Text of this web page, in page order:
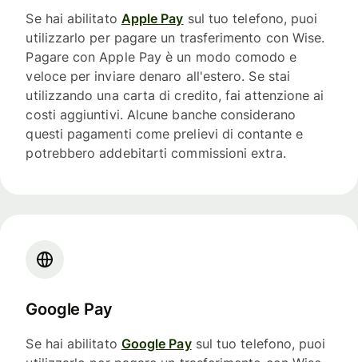
Se hai abilitato Apple Pay sul tuo telefono, puoi
utilizzarlo per pagare un trasferimento con Wise.
Pagare con Apple Pay è un modo comodo e
veloce per inviare denaro all'estero. Se stai
utilizzando una carta di credito, fai attenzione ai
costi aggiuntivi. Alcune banche considerano
questi pagamenti come prelievi di contante e
potrebbero addebitarti commissioni extra.
Google Pay
Se hai abilitato Google Paysul tuo telefono, puoi